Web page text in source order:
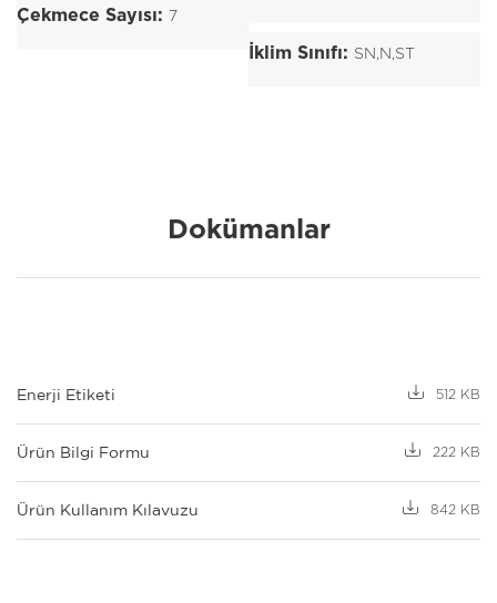
Çekmece Sayısı: 7
İklim Sınıfı: SN,N,ST
Dokümanlar
Enerji Etiketi 512 KB
Ürün Bilgi Formu 222 KB
Ürün Kullanım Kılavuzu 842 KB